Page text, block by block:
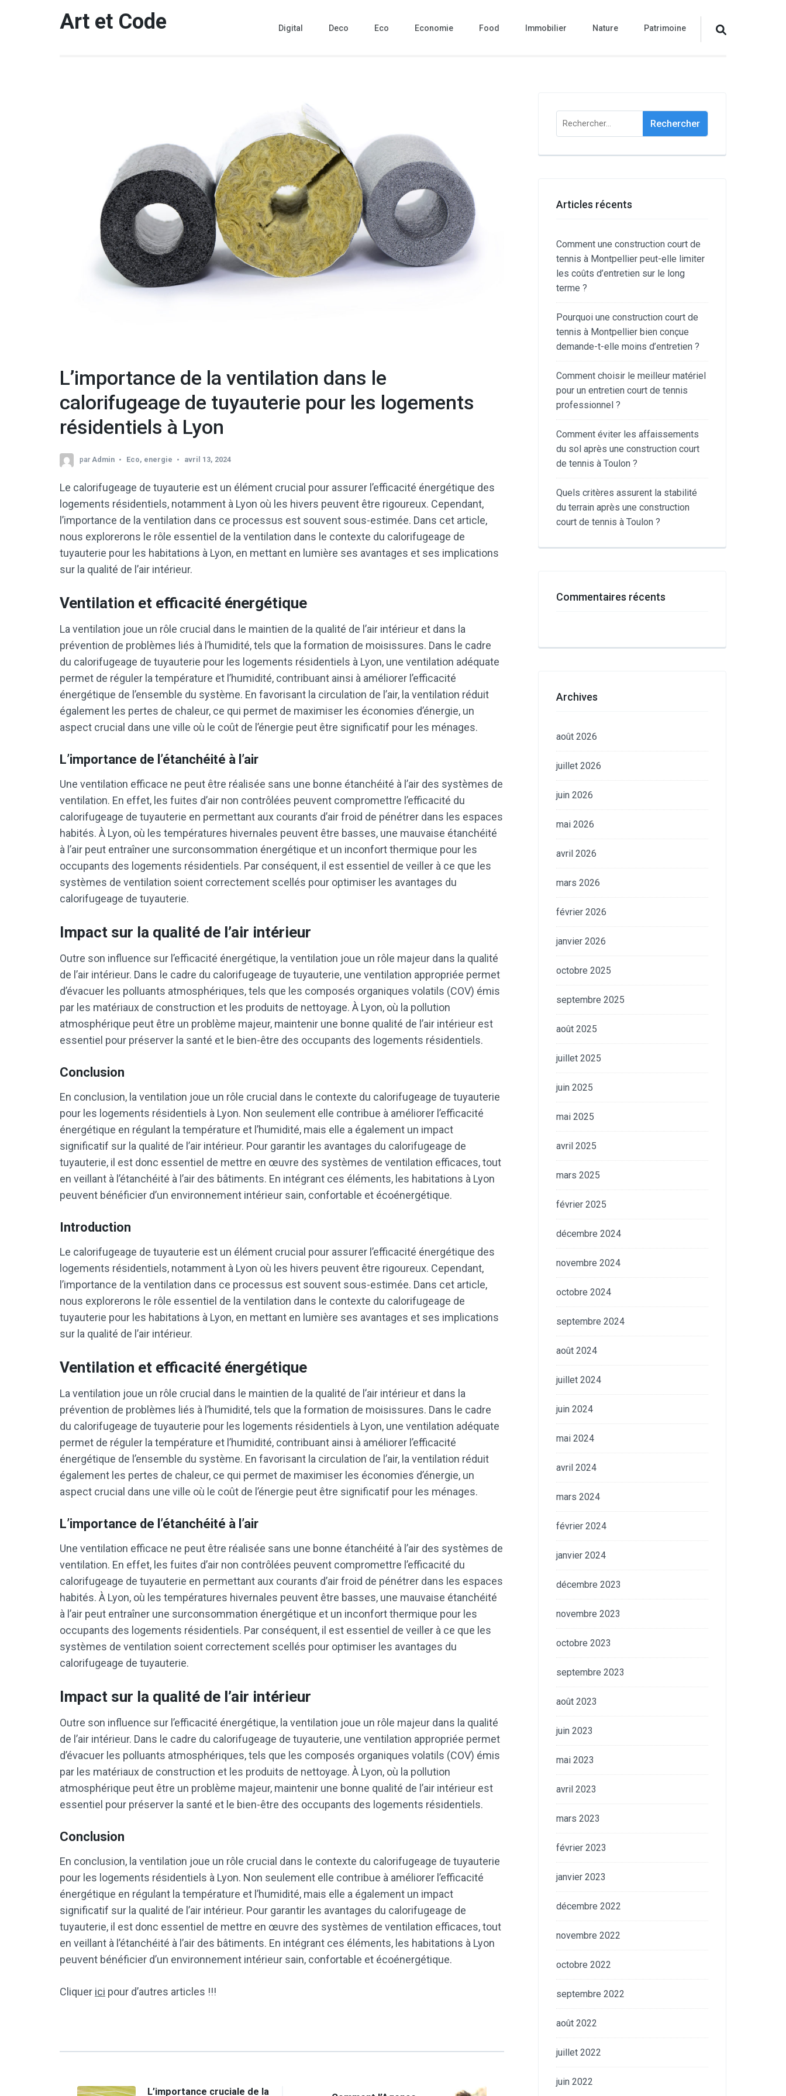
Art et Code Digital Deco Eco Economie Food Immobilier Nature Patrimoine
L’importance de la ventilation dans le
calorifugeage de tuyauterie pour les logements
résidentiels à Lyon
parAdmin Eco, energie avril 13, 2024
Le calorifugeage de tuyauterie est un élément crucial pour assurer l’efficacité énergétique des
logements résidentiels, notamment à Lyon où les hivers peuvent être rigoureux. Cependant,
l’importance de la ventilation dans ce processus est souvent sous-estimée. Dans cet article,
nous explorerons le rôle essentiel de la ventilation dans le contexte du calorifugeage de
tuyauterie pour les habitations à Lyon, en mettant en lumière ses avantages et ses implications
sur la qualité de l’air intérieur.
Ventilation et efficacité énergétique
La ventilation joue un rôle crucial dans le maintien de la qualité de l’air intérieur et dans la
prévention de problèmes liés à l’humidité, tels que la formation de moisissures. Dans le cadre
du calorifugeage de tuyauterie pour les logements résidentiels à Lyon, une ventilation adéquate
permet de réguler la température et l’humidité, contribuant ainsi à améliorer l’efficacité
énergétique de l’ensemble du système. En favorisant la circulation de l’air, la ventilation réduit
également les pertes de chaleur, ce qui permet de maximiser les économies d’énergie, un
aspect crucial dans une ville où le coût de l’énergie peut être significatif pour les ménages.
L’importance de l’étanchéité à l’air
Une ventilation efficace ne peut être réalisée sans une bonne étanchéité à l’air des systèmes de
ventilation. En effet, les fuites d’air non contrôlées peuvent compromettre l’efficacité du
calorifugeage de tuyauterie en permettant aux courants d’air froid de pénétrer dans les espaces
habités. À Lyon, où les températures hivernales peuvent être basses, une mauvaise étanchéité
à l’air peut entraîner une surconsommation énergétique et un inconfort thermique pour les
occupants des logements résidentiels. Par conséquent, il est essentiel de veiller à ce que les
systèmes de ventilation soient correctement scellés pour optimiser les avantages du
calorifugeage de tuyauterie.
Impact sur la qualité de l’air intérieur
Outre son influence sur l’efficacité énergétique, la ventilation joue un rôle majeur dans la qualité
de l’air intérieur. Dans le cadre du calorifugeage de tuyauterie, une ventilation appropriée permet
d’évacuer les polluants atmosphériques, tels que les composés organiques volatils (COV) émis
par les matériaux de construction et les produits de nettoyage. À Lyon, où la pollution
atmosphérique peut être un problème majeur, maintenir une bonne qualité de l’air intérieur est
essentiel pour préserver la santé et le bien-être des occupants des logements résidentiels.
Conclusion
En conclusion, la ventilation joue un rôle crucial dans le contexte du calorifugeage de tuyauterie
pour les logements résidentiels à Lyon. Non seulement elle contribue à améliorer l’efficacité
énergétique en régulant la température et l’humidité, mais elle a également un impact
significatif sur la qualité de l’air intérieur. Pour garantir les avantages du calorifugeage de
tuyauterie, il est donc essentiel de mettre en œuvre des systèmes de ventilation efficaces, tout
en veillant à l’étanchéité à l’air des bâtiments. En intégrant ces éléments, les habitations à Lyon
peuvent bénéficier d’un environnement intérieur sain, confortable et écoénergétique.
Introduction
Le calorifugeage de tuyauterie est un élément crucial pour assurer l’efficacité énergétique des
logements résidentiels, notamment à Lyon où les hivers peuvent être rigoureux. Cependant,
l’importance de la ventilation dans ce processus est souvent sous-estimée. Dans cet article,
nous explorerons le rôle essentiel de la ventilation dans le contexte du calorifugeage de
tuyauterie pour les habitations à Lyon, en mettant en lumière ses avantages et ses implications
sur la qualité de l’air intérieur.
Ventilation et efficacité énergétique
La ventilation joue un rôle crucial dans le maintien de la qualité de l’air intérieur et dans la
prévention de problèmes liés à l’humidité, tels que la formation de moisissures. Dans le cadre
du calorifugeage de tuyauterie pour les logements résidentiels à Lyon, une ventilation adéquate
permet de réguler la température et l’humidité, contribuant ainsi à améliorer l’efficacité
énergétique de l’ensemble du système. En favorisant la circulation de l’air, la ventilation réduit
également les pertes de chaleur, ce qui permet de maximiser les économies d’énergie, un
aspect crucial dans une ville où le coût de l’énergie peut être significatif pour les ménages.
L’importance de l’étanchéité à l’air
Une ventilation efficace ne peut être réalisée sans une bonne étanchéité à l’air des systèmes de
ventilation. En effet, les fuites d’air non contrôlées peuvent compromettre l’efficacité du
calorifugeage de tuyauterie en permettant aux courants d’air froid de pénétrer dans les espaces
habités. À Lyon, où les températures hivernales peuvent être basses, une mauvaise étanchéité
à l’air peut entraîner une surconsommation énergétique et un inconfort thermique pour les
occupants des logements résidentiels. Par conséquent, il est essentiel de veiller à ce que les
systèmes de ventilation soient correctement scellés pour optimiser les avantages du
calorifugeage de tuyauterie.
Impact sur la qualité de l’air intérieur
Outre son influence sur l’efficacité énergétique, la ventilation joue un rôle majeur dans la qualité
de l’air intérieur. Dans le cadre du calorifugeage de tuyauterie, une ventilation appropriée permet
d’évacuer les polluants atmosphériques, tels que les composés organiques volatils (COV) émis
par les matériaux de construction et les produits de nettoyage. À Lyon, où la pollution
atmosphérique peut être un problème majeur, maintenir une bonne qualité de l’air intérieur est
essentiel pour préserver la santé et le bien-être des occupants des logements résidentiels.
Conclusion
En conclusion, la ventilation joue un rôle crucial dans le contexte du calorifugeage de tuyauterie
pour les logements résidentiels à Lyon. Non seulement elle contribue à améliorer l’efficacité
énergétique en régulant la température et l’humidité, mais elle a également un impact
significatif sur la qualité de l’air intérieur. Pour garantir les avantages du calorifugeage de
tuyauterie, il est donc essentiel de mettre en œuvre des systèmes de ventilation efficaces, tout
en veillant à l’étanchéité à l’air des bâtiments. En intégrant ces éléments, les habitations à Lyon
peuvent bénéficier d’un environnement intérieur sain, confortable et écoénergétique.
Cliquer ici pour d’autres articles !!!
L’importance cruciale de la
Rechercher :
Articles récents
Comment une construction court de
tennis à Montpellier peut-elle limiter
les coûts d’entretien sur le long
terme ?
Pourquoi une construction court de
tennis à Montpellier bien conçue
demande-t-elle moins d’entretien ?
Comment choisir le meilleur matériel
pour un entretien court de tennis
professionnel ?
Comment éviter les affaissements
du sol après une construction court
de tennis à Toulon ?
Quels critères assurent la stabilité
du terrain après une construction
court de tennis à Toulon ?
Commentaires récents
Archives
août 2026
juillet 2026
juin 2026
mai 2026
avril 2026
mars 2026
février 2026
janvier 2026
octobre 2025
septembre 2025
août 2025
juillet 2025
juin 2025
mai 2025
avril 2025
mars 2025
février 2025
décembre 2024
novembre 2024
octobre 2024
septembre 2024
août 2024
juillet 2024
juin 2024
mai 2024
avril 2024
mars 2024
février 2024
janvier 2024
décembre 2023
novembre 2023
octobre 2023
septembre 2023
août 2023
juin 2023
mai 2023
avril 2023
mars 2023
février 2023
janvier 2023
décembre 2022
novembre 2022
octobre 2022
septembre 2022
août 2022
juillet 2022
juin 2022